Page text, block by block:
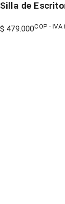
Silla de
$ 479.000COP -